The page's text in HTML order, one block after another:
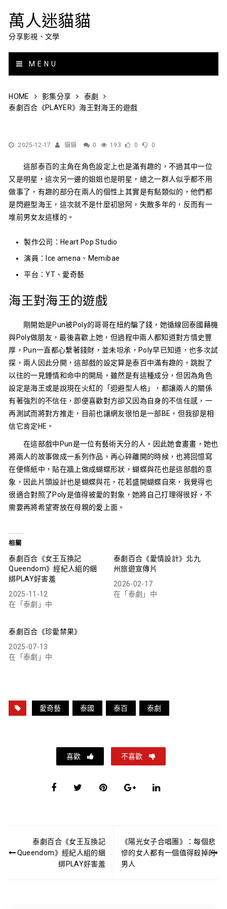
萬人迷貓貓
分享影視、文學
MENU
HOME 影集分享
泰劇
泰劇百合《PLAYER》海王對海王的遊戲
2025-12-17 貓貓 0 193 0 0
這部泰百的主角在角色設定上也是滿有趣的，不過其中一位
又是明星，這次另一邊的姐姐也是明星，總之一群人似乎都不用
做事了，有趣的部分在兩人的個性上其實是有點類似的，他們都
是閃避型海王，這次就不是什麼初戀阿，失散多年的，反而有一
堆前男女友這樣的。
製作公司： Heart Pop Studio
演員：Ice amena、Memibae
平台：YT、愛奇藝
海王對海王的遊戲
剛開始是Pun被Poly的哥哥在紐約騙了錢，她循線回泰國藉機
與Poly做朋友，最後喜歡上她，但過程中兩人都知道對方情史豐
厚，Pun一直都心繫著錢財，並未坦承，Poly早已知道，也多次試
探，兩人因此分開，這部戲的設定算是泰百中滿有趣的，跳脫了
以往的一見鍾情和命中的開局，雖然是有這種成分，但因為角色
設定是海王或是說現在火紅的「迴避型人格」，都讓兩人的關係
有著強烈的不信任，即便喜歡對方卻又因為自身的不信任感，一
再測試而將對方推走，目前也讓網友很怕是一部BE，但我卻是相
信它肯定HE。
在這部戲中Pun是一位有藝術天分的人，因此她會畫畫，她也
將兩人的故事做成一系列作品，再心碎離開的時候，也將回憶寫
在便條紙中，貼在牆上做成蝴蝶形狀，蝴蝶與花也是這部戲的意
象，因此片頭設計也是蝴蝶與花，花若盛開蝴蝶自來，我覺得也
很適合對照了Poly是值得被愛的對象，她將自己打理得很好，不
需要再將希望寄放在母親的愛上面。
相關
泰劇百合《女王互換記
Queendom》經紀人組的綑
綁PLAY好害羞
2025-11-12
在「泰劇」中
泰劇百合《愛情設計》北九
州旅遊宣傳片
2026-02-17
在「泰劇」中
泰劇百合《珍愛禁果》
2025-07-13
在「泰劇」中
愛奇藝 泰國 泰百 泰劇
喜歡 不喜歡
章
泰劇百合《女王互換記
Queendom》經紀人組的綑
綁PLAY好害羞
《陽光女子合唱團》：每個悲
慘的女人都有一個值得殺掉的
男人